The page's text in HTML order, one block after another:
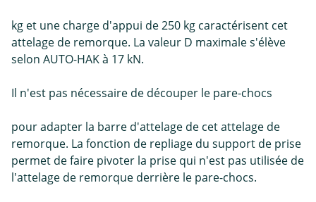
kg et une charge d'appui de 250 kg caractérisent cet
attelage de remorque. La valeur D maximale s'élève
selon AUTO-HAK à 17 kN.
Il n'est pas nécessaire de découper le pare-chocs
pour adapter la barre d'attelage de cet attelage de
remorque. La fonction de repliage du support de prise
permet de faire pivoter la prise qui n'est pas utilisée de
l'attelage de remorque derrière le pare-chocs.